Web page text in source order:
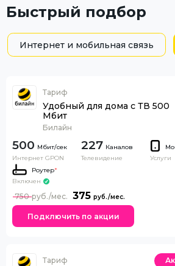
Быстрый подбор
Интернет и мобильная связь
Тариф
Удобный для дома с ТВ 500
Мбит
Билайн
500
Интернет GPON
227 Каналов
Телевидение
Услуги
Роутер*
Включен
375
750
Подключить по акции
Тариф